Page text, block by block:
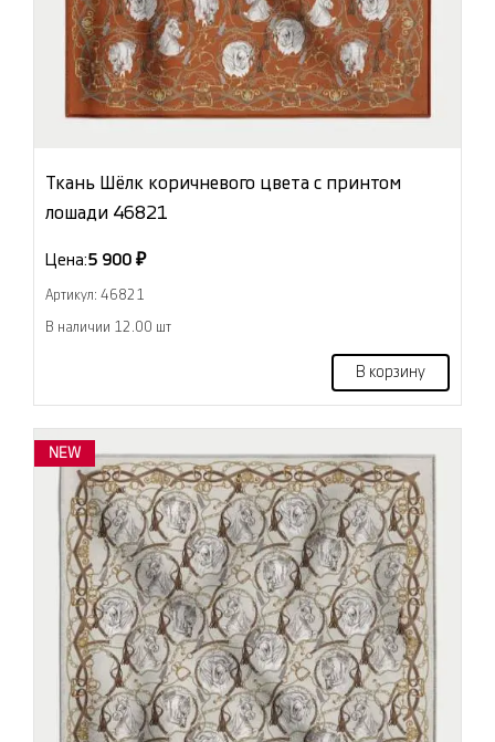
Ткань Шёлк коричневого цвета с принтом
лошади 46821
Цена:5 900 ₽
Артикул: 46821
В наличии 12.00 шт
В корзину
NEW